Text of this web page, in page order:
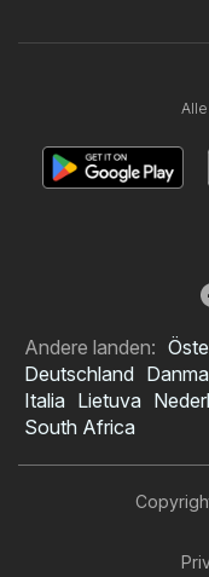
Andere landen:
Deutschland
Italia Lietuva
South Africa